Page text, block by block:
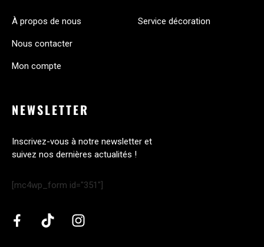
À propos de nous
Nous contacter
Mon compte
Service décoration
NEWSLETTER
Inscrivez-vous à notre newsletter et
suivez nos dernières actualités !
[mc4wp_form id="351"]